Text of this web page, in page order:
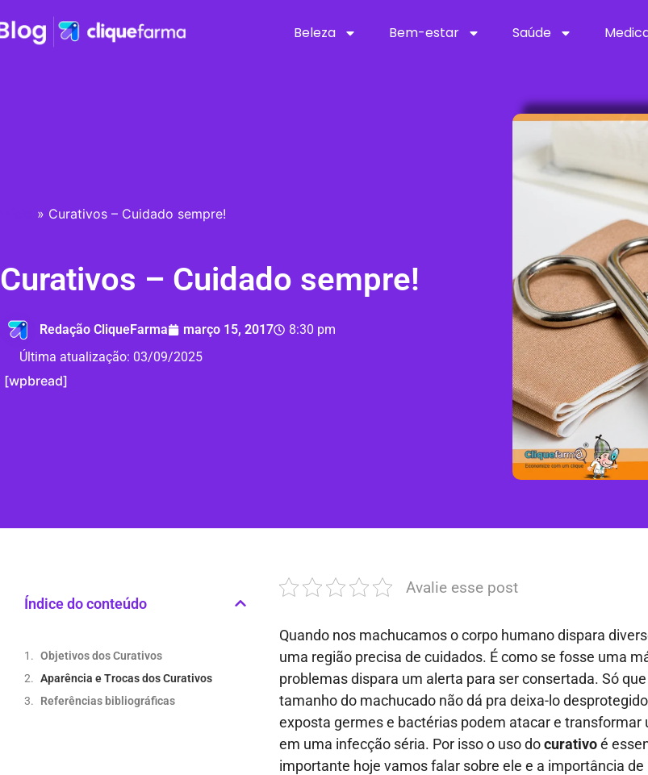
Beleza Bem-estar Saúde
» Curativos – Cuidado sempre!
Curativos – Cuidado sempre!
Redação CliqueFarma março 15, 2017
8:30 pm
Última atualização: 03/09/2025
[wpbread]
Índice do conteúdo
Objetivos dos Curativos
Aparência e Trocas dos Curativos
Referências bibliográficas
Avalie esse post
Quando nos machucamos o corpo humano dispara
uma região precisa de cuidados. É como se fosse uma
problemas dispara um alerta para ser consertada. Só
tamanho do machucado não dá pra deixa-lo
exposta germes e bactérias podem atacar e transformar
em uma infecção séria. Por isso o uso docurativoé
importante hoje vamos falar sobre ele e a importância